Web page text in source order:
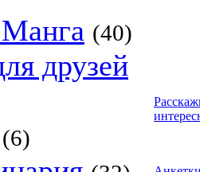
(40)
друзей
(6)